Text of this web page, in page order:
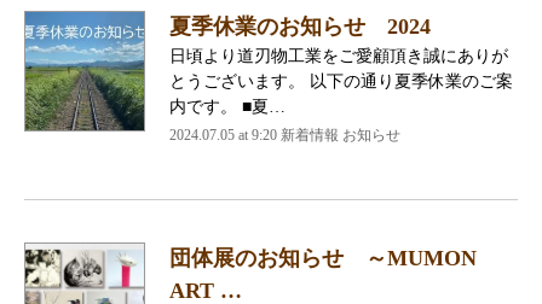
夏季休業のお知らせ 2024
日頃より道刃物工業をご愛顧頂き誠にありが
とうございます。 以下の通り夏季休業のご案
内です。 ■夏…
2024.07.05 at 9:20 新着情報 お知らせ
団体展のお知らせ ～MUMON
ART …